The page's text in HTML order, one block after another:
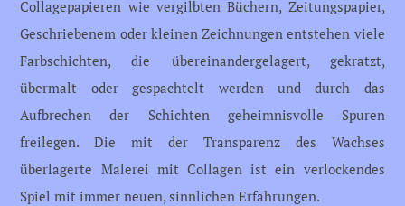
Collagepapieren wie vergilbten Büchern, Zeitungspapier,
Geschriebenem oder kleinen Zeichnungen entstehen viele
Farbschichten, die übereinandergelagert, gekratzt,
übermalt oder gespachtelt werden und durch das
Aufbrechen der Schichten geheimnisvolle Spuren
freilegen. Die mit der Transparenz des Wachses
überlagerte Malerei mit Collagen ist ein verlockendes
Spiel mit immer neuen, sinnlichen Erfahrungen.